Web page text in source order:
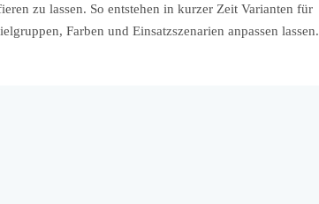
zu lassen. So entstehen in kurzer Zeit Varianten für
Farben und Einsatzszenarien anpassen lassen.